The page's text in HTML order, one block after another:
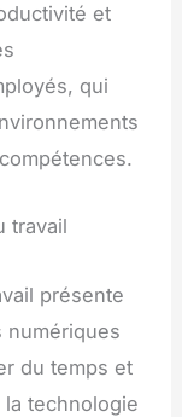
et
qui
travail
présente
numériques
du temps et
la technologie